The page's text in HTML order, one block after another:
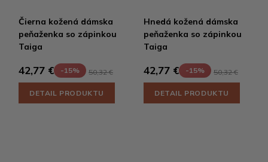
Čierna kožená dámska
peňaženka so zápinkou
Taiga
42,77 € -15% 50,32 €
DETAIL PRODUKTU
Hnedá kožená dámska
peňaženka so zápinkou
Taiga
42,77 € -15% 50,32 €
DETAIL PRODUKTU